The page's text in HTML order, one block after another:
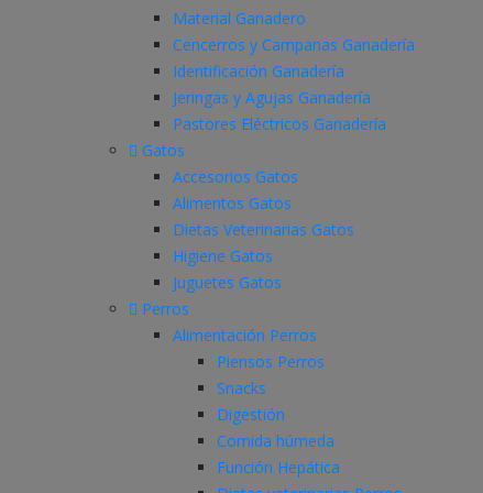
Material Ganadero
Cencerros y Campanas Ganadería
Identificación Ganadería
Jeringas y Agujas Ganadería
Pastores Eléctricos Ganadería
Gatos
Accesorios Gatos
Alimentos Gatos
Dietas Veterinarias Gatos
Higiene Gatos
Juguetes Gatos
Perros
Alimentación Perros
Piensos Perros
Snacks
Digestión
Comida húmeda
Función Hepática